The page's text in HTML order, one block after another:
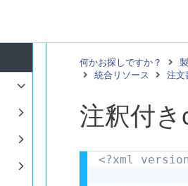
何かお探しですか？
統合リソース
注文
注釈付
<?xml